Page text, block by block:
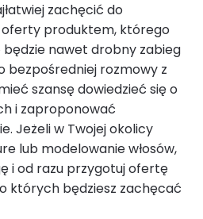
zachęcić do
produktem, którego
będzie nawet drobny zabieg
bezpośredniej rozmowy z
szansę dowiedzieć się o
i zaproponować
Jeżeli w Twojej okolicy
lub modelowanie włosów,
i od razu przygotuj ofertę
których będziesz zachęcać